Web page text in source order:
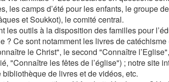
les camps d’été pour les enfants, le groupe
et Soukkot), le comité central.
les outils à la disposition des familles pour
? Ce sont notamment les livres de
le Christ", le second "Connaître
"Connaître les fêtes de l’église") ; notre site
bibliothèque de livres et de vidéos, etc.